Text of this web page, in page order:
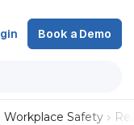
Book a Demo
Workplace Safety